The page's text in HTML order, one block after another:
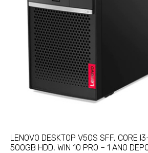
LENOVO DESKTOP V50S SFF, CORE
500GB HDD, WIN 10 PRO – 1 ANO